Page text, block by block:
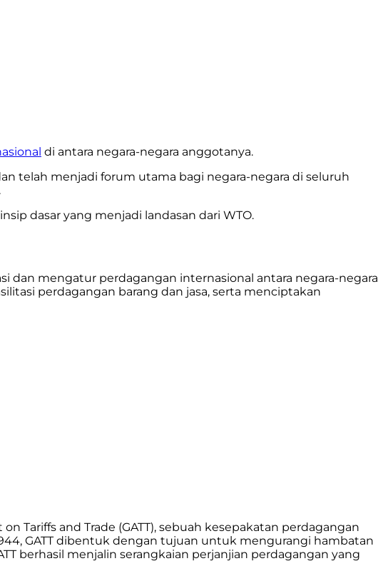
di antara negara-negara anggotanya.
telah menjadi forum utama bagi negara-negara di seluruh
.
dasar yang menjadi landasan dari WTO.
dan mengatur perdagangan internasional antara negara-negara
perdagangan barang dan jasa, serta menciptakan
Tariffs and Trade (GATT), sebuah kesepakatan perdagangan
GATT dibentuk dengan tujuan untuk mengurangi hambatan
berhasil menjalin serangkaian perjanjian perdagangan yang